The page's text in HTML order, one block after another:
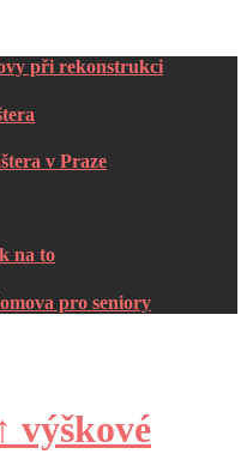
při rekonstrukci
v Praze
na to
pro seniory
výškové